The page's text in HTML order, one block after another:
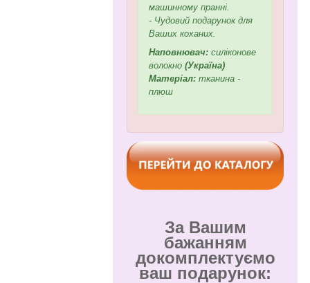
машинному пранні.
- Чудовий подарунок для
Ваших коханих.
Наповнювач: силіконове
волокно (Україна)
Матеріал: тканина -
плюш
За Вашим
бажанням
докомплектуємо
ваш подарунок: